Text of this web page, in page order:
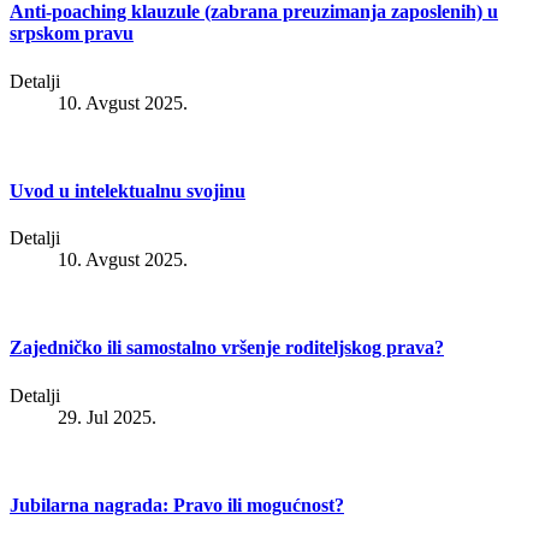
Anti-poaching klauzule (zabrana preuzimanja zaposlenih) u
srpskom pravu
Detalji
10. Avgust 2025.
Uvod u intelektualnu svojinu
Detalji
10. Avgust 2025.
Zajedničko ili samostalno vršenje roditeljskog prava?
Detalji
29. Jul 2025.
Jubilarna nagrada: Pravo ili mogućnost?